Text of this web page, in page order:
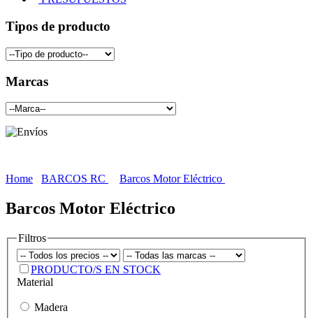
Tipos de producto
Marcas
Home BARCOS RC Barcos Motor Eléctrico
Barcos Motor Eléctrico
Filtros
PRODUCTO/S EN STOCK
Material
Madera